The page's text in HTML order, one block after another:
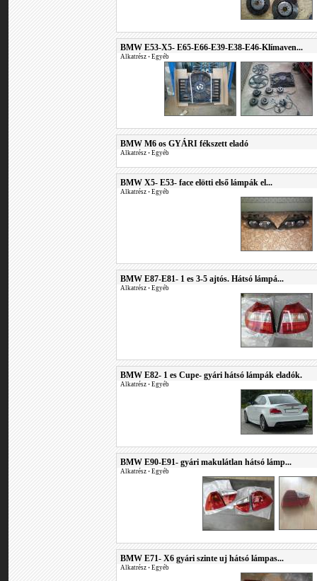
BMW E53-X5- E65-E66-E39-E38-E46-Klímaven...
Alkatrész • Egyéb
BMW M6 os GYÁRI fékszett eladó
Alkatrész • Egyéb
BMW X5- E53- face elötti első lámpák el...
Alkatrész • Egyéb
BMW E87-E81- 1 es 3-5 ajtós. Hátsó lámpá...
Alkatrész • Egyéb
BMW E82- 1 es Cupe- gyári hátsó lámpák eladók.
Alkatrész • Egyéb
BMW E90-E91- gyári makulátlan hátsó lámp...
Alkatrész • Egyéb
BMW E71- X6 gyári szinte uj hátsó lámpas...
Alkatrész • Egyéb